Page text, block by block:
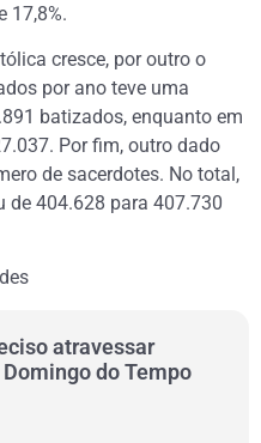
17,8%.
cresce, por outro o
por ano teve uma
batizados, enquanto em
Por fim, outro dado
de sacerdotes. No total,
de 404.628 para 407.730
atravessar
do Tempo